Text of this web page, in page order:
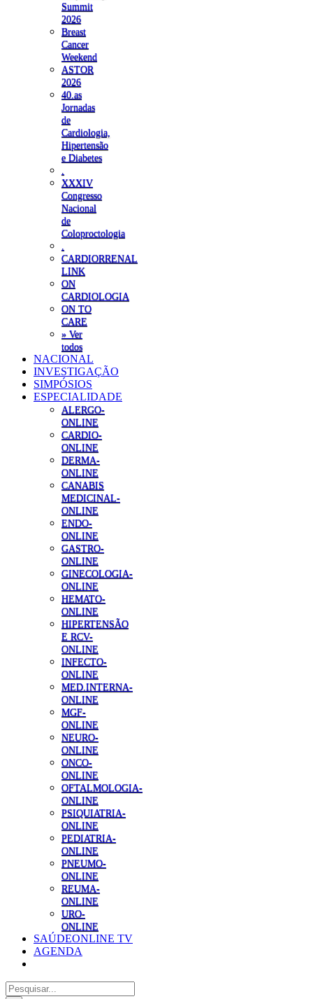
Summit
2026
Breast
Cancer
Weekend
ASTOR
2026
40.as
Jornadas
de
Cardiologia,
Hipertensão
e Diabetes
XXXIV
Congresso
Nacional
de
Coloproctologia
CARDIORRENAL
LINK
ON
CARDIOLOGIA
ON TO
CARE
» Ver
todos
NACIONAL
INVESTIGAÇÃO
SIMPÓSIOS
ESPECIALIDADE
ALERGO-
ONLINE
CARDIO-
ONLINE
DERMA-
ONLINE
CANABIS
MEDICINAL-
ONLINE
ENDO-
ONLINE
GASTRO-
ONLINE
GINECOLOGIA-
ONLINE
HEMATO-
ONLINE
HIPERTENSÃO
E RCV-
ONLINE
INFECTO-
ONLINE
MED.INTERNA-
ONLINE
MGF-
ONLINE
NEURO-
ONLINE
ONCO-
ONLINE
OFTALMOLOGIA-
ONLINE
PSIQUIATRIA-
ONLINE
PEDIATRIA-
ONLINE
PNEUMO-
ONLINE
REUMA-
ONLINE
URO-
ONLINE
SAÚDEONLINE TV
AGENDA
Pesquisar